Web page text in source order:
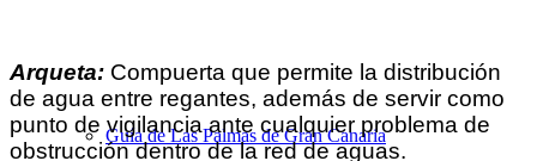
Guía de Las Palmas de Gran Canaria
Arqueta: Compuerta que permite la distribución
de agua entre regantes, además de servir como
punto de vigilancia ante cualquier problema de
obstrucción dentro de la red de aguas.